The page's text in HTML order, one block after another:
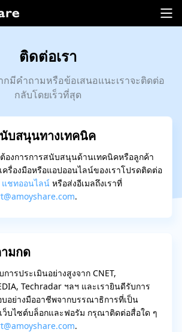
ติดต่อเรา
กมีคำถามหรือข้อเสนอแนะเราจะติดต่อ
กลับโดยเร็วที่สุด
บสนุนทางเทคนิค
องการการสนับสนุนด้านเทคนิคหรือลูกค้า
ครื่องมือหรือแอปออนไลน์ของเราโปรดติดต่อ
แชทออนไลน์ หรือส่งอีเมลถึงเราที่
.
มกด
การประเมินอย่างสูงจาก CNET,
Techradar ฯลฯ และเรายินดีรับการ
บอย่างมืออาชีพจากบรรณาธิการที่เป็น
ว็บไซต์บล็อกและฟอรัม กรุณาติดต่อสื่อใด ๆ
.